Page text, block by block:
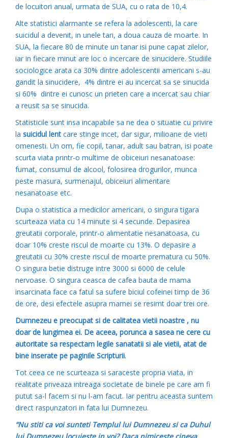
de locuitori anual, urmata de SUA, cu o rata de 10,4.
Alte statistici alarmante se refera la adolescenti, la care
suicidul a devenit, in unele tari, a doua cauza de moarte. In
SUA, la fiecare 80 de minute un tanar isi pune capat zilelor,
iar in fiecare minut are loc o incercare de sinucidere. Studiile
sociologice arata ca 30% dintre adolescentii americani s-au
gandit la sinucidere, 4% dintre ei au incercat sa se sinucida
si 60% dintre ei cunosc un prieten care a incercat sau chiar
a reusit sa se sinucida.
Statisticile sunt insa incapabile sa ne dea o situatie cu privire
la suicidul lent care stinge incet, dar sigur, milioane de vieti
omenesti. Un om, fie copil, tanar, adult sau batran, isi poate
scurta viata printr-o multime de obiceiuri nesanatoase:
fumat, consumul de alcool, folosirea drogurilor, munca
peste masura, surmenajul, obiceiuri alimentare
nesanatoase etc.
Dupa o statistica a medicilor americani, o singura tigara
scurteaza viata cu 14 minute si 4 secunde. Depasirea
greutatii corporale, printr-o alimentatie nesanatoasa, cu
doar 10% creste riscul de moarte cu 13%. O depasire a
greutatii cu 30% creste riscul de moarte prematura cu 50%.
O singura betie distruge intre 3000 si 6000 de celule
nervoase. O singura ceasca de cafea bauta de mama
insarcinata face ca fatul sa sufere biciul cofeinei timp de 36
de ore, desi efectele asupra mamei se resimt doar trei ore.
Dumnezeu e preocupat si de calitatea vietii noastre , nu
doar de lungimea ei. De aceea, porunca a sasea ne cere cu
autoritate sa respectam legile sanatatii si ale vietii, atat de
bine inserate pe paginile Scripturii.
Tot ceea ce ne scurteaza si saraceste propria viata, in
realitate priveaza intreaga societate de binele pe care am fi
putut sa-l facem si nu l-am facut. Iar pentru aceasta suntem
direct raspunzatori in fata lui Dumnezeu.
“Nu stiti ca voi sunteti Templul lui Dumnezeu si ca Duhul